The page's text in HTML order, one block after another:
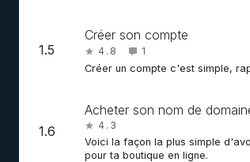
1.5
Créer son compte
4.8
1
Créer un compte c'est simple,
1.6
Acheter son nom de
4.3
Voici la façon la plus simple
pour ta boutique en ligne.